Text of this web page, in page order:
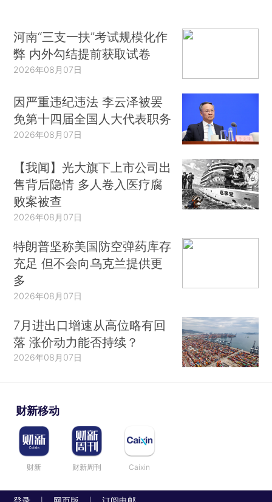
河南“三支一扶”考试规模化作
弊 内外勾结提前获取试卷
2026年08月07日
因严重违纪违法 李云泽被罢
免第十四届全国人大代表职务
2026年08月07日
【我闻】光大旗下上市公司出
售背后隐情 多人卷入医疗腐
败案被查
2026年08月07日
特朗普坚称美国防空弹药库存
充足 但不会向乌克兰提供更
多
2026年08月07日
7月进出口增速从高位略有回
落 涨价动力能否持续？
2026年08月07日
财新移动
财新 财新周刊 Caixin